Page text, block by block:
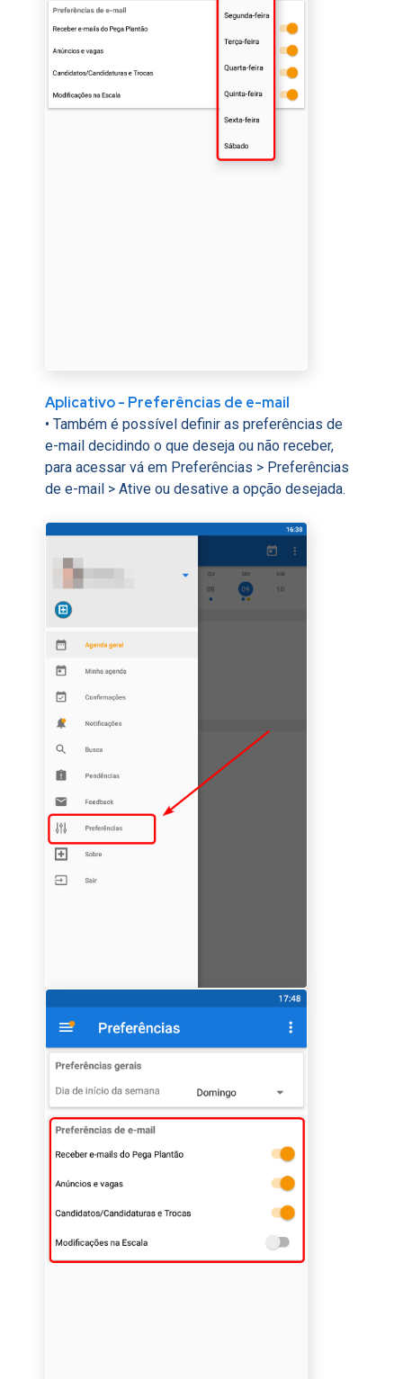
Aplicativo - Preferências de e-mail
• Também é possível definir as preferências de
e-mail decidindo o que deseja ou não receber,
para acessar vá em Preferências > Preferências
de e-mail > Ative ou desative a opção desejada.